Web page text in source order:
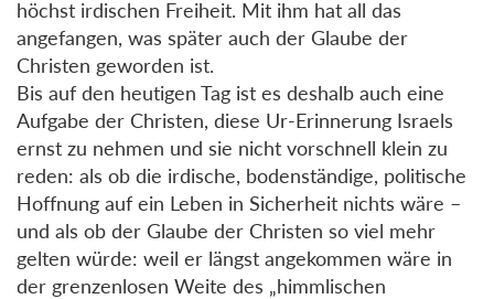
höchst irdischen Freiheit. Mit ihm hat all das
angefangen, was später auch der Glaube der
Christen geworden ist.
Bis auf den heutigen Tag ist es deshalb auch eine
Aufgabe der Christen, diese Ur-Erinnerung Israels
ernst zu nehmen und sie nicht vorschnell klein zu
reden: als ob die irdische, bodenständige, politische
Hoffnung auf ein Leben in Sicherheit nichts wäre –
und als ob der Glaube der Christen so viel mehr
gelten würde: weil er längst angekommen wäre in
der grenzenlosen Weite des „himmlischen